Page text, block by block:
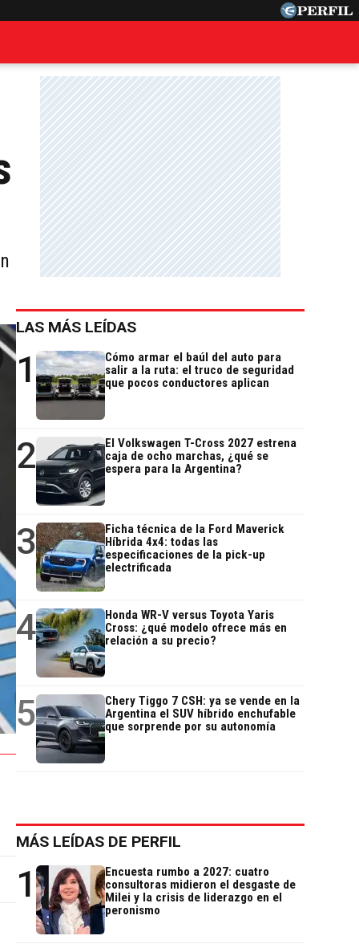
LAS MÁS LEÍDAS
1
Cómo armar el baúl del auto para
salir a la ruta: el truco de seguridad
que pocos conductores aplican
2
El Volkswagen T-Cross 2027 estrena
caja de ocho marchas, ¿qué se
espera para la Argentina?
3
Ficha técnica de la Ford Maverick
Híbrida 4x4: todas las
especificaciones de la pick-up
electrificada
4
Honda WR-V versus Toyota Yaris
Cross: ¿qué modelo ofrece más en
relación a su precio?
5
Chery Tiggo 7 CSH: ya se vende en la
Argentina el SUV híbrido enchufable
que sorprende por su autonomía
MÁS LEÍDAS DE PERFIL
1
Encuesta rumbo a 2027: cuatro
consultoras midieron el desgaste de
Milei y la crisis de liderazgo en el
peronismo